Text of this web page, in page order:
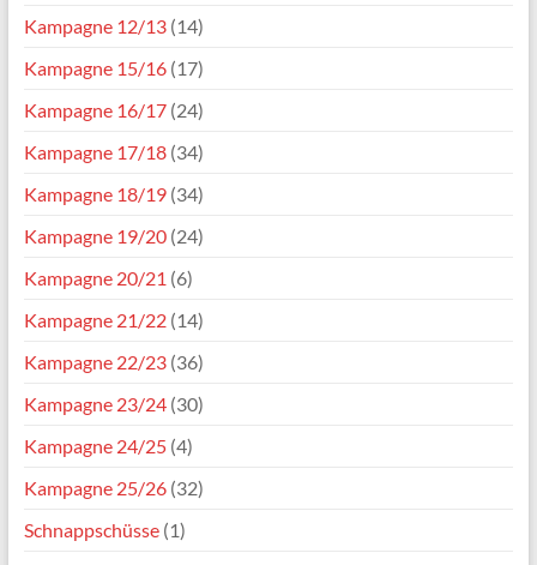
Kampagne 12/13(14)
Kampagne 15/16(17)
Kampagne 16/17(24)
Kampagne 17/18(34)
Kampagne 18/19(34)
Kampagne 19/20(24)
Kampagne 20/21 (6)
Kampagne 21/22(14)
Kampagne 22/23(36)
Kampagne 23/24(30)
Kampagne 24/25(4)
Kampagne 25/26(32)
Schnappschüsse(1)